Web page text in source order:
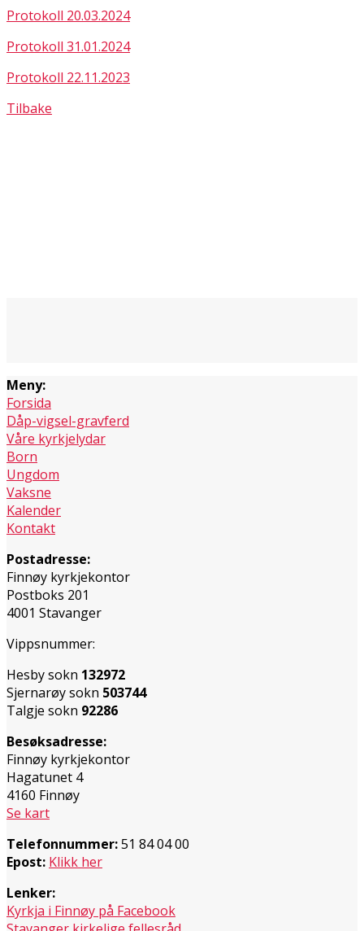
Protokoll 20.03.2024
Protokoll 31.01.2024
Protokoll 22.11.2023
Tilbake
Meny:
Forsida
Dåp-vigsel-gravferd
Våre kyrkjelydar
Born
Ungdom
Vaksne
Kalender
Kontakt
Postadresse:
Finnøy kyrkjekontor
Postboks 201
4001 Stavanger
Vippsnummer:
Hesby sokn 132972
Sjernarøy sokn 503744
Talgje sokn 92286
Besøksadresse:
Finnøy kyrkjekontor
Hagatunet 4
4160 Finnøy
Se kart
Telefonnummer:51 84 04 00
Epost: Klikk her
Lenker:
Kyrkja i Finnøy på Facebook